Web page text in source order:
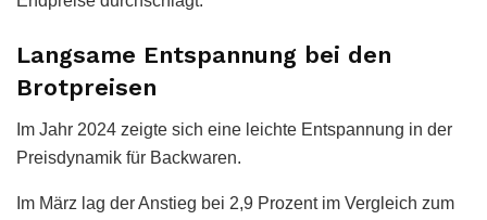
Langsame Entspannung bei den
Brotpreisen
Im Jahr 2024 zeigte sich eine leichte Entspannung in der
Preisdynamik für Backwaren.
Im März lag der Anstieg bei 2,9 Prozent im Vergleich zum